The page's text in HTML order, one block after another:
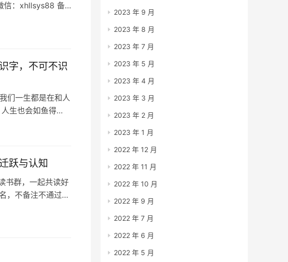
信：xhllsys88 备
语更能吸引贵
字，不可不识
们一生都是在和人
生也会如鱼得
跃与认知
书群，一起共读好
，不备注不通过
资产和观念才可
2023 年 9 月
2023 年 8 月
2023 年 7 月
2023 年 5 月
2023 年 4 月
2023 年 3 月
2023 年 2 月
2023 年 1 月
2022 年 12 月
2022 年 11 月
2022 年 10 月
2022 年 9 月
2022 年 7 月
2022 年 6 月
2022 年 5 月